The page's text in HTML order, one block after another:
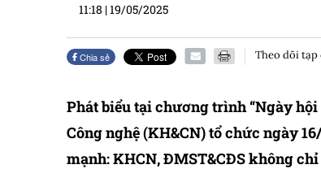
11:18 |19/05/2025
Chia sẻ Theo dõi
Phát biểu tại chương trình “Ngày hội
Công nghệ (KH&CN) tổ chức ngày
mạnh: KHCN, ĐMST&CĐS không